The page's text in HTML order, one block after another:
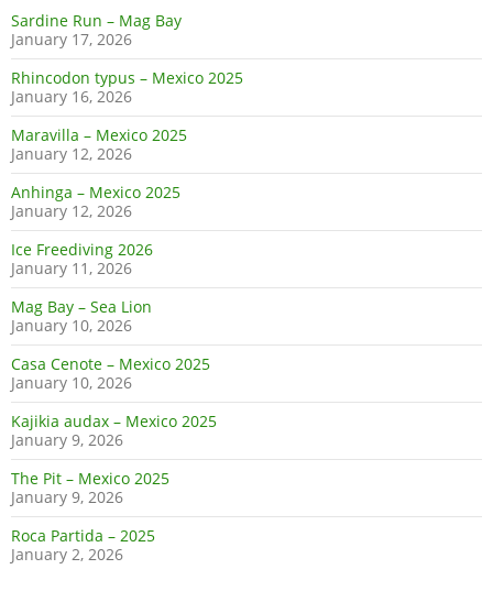
Sardine Run – Mag Bay
January 17, 2026
Rhincodon typus – Mexico 2025
January 16, 2026
Maravilla – Mexico 2025
January 12, 2026
Anhinga – Mexico 2025
January 12, 2026
Ice Freediving 2026
January 11, 2026
Mag Bay – Sea Lion
January 10, 2026
Casa Cenote – Mexico 2025
January 10, 2026
Kajikia audax – Mexico 2025
January 9, 2026
The Pit – Mexico 2025
January 9, 2026
Roca Partida – 2025
January 2, 2026